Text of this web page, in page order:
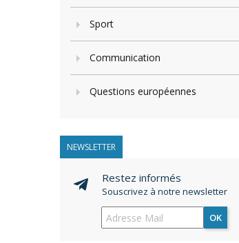
Sport
Communication
Questions européennes
NEWSLETTER
Restez informés
Souscrivez à notre newsletter
OK